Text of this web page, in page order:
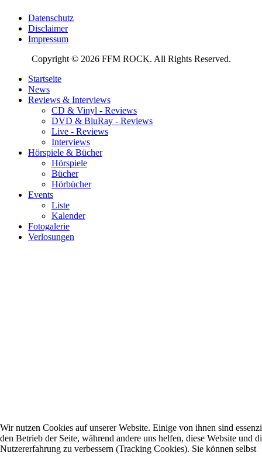
Datenschutz
Disclaimer
Impressum
Copyright © 2026 FFM ROCK. All Rights Reserved.
Startseite
News
Reviews & Interviews
CD & Vinyl - Reviews
DVD & BluRay - Reviews
Live - Reviews
Interviews
Hörspiele & Bücher
Hörspiele
Bücher
Hörbücher
Events
Liste
Kalender
Fotogalerie
Verlosungen
Wir nutzen Cookies auf unserer Website. Einige von ihnen sind
den Betrieb der Seite, während andere uns helfen, diese Website und
Nutzererfahrung zu verbessern (Tracking Cookies). Sie können selbst